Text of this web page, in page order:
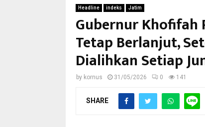
Headline indeks Jatim
Gubernur Khofifah
Tetap Berlanjut,
Dialihkan Setiap
by kornus 31/05/2026 0 141
SHARE